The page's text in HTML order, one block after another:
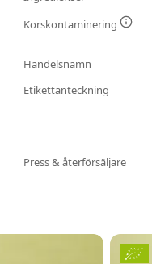
Korskontaminering
Handelsnamn
Etikettanteckning
Press & återförsäljare